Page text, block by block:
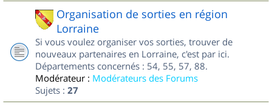
Organisation de sorties en région
Lorraine
Si vous voulez organiser vos sorties, trouver de
nouveaux partenaires en Lorraine, c'est par ici.
Départements concernés : 54, 55, 57, 88.
Modérateur : Modérateurs des Forums
Sujets : 27